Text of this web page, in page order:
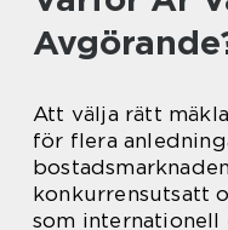
Att välja rätt
för flera
konkurrensutsatt
som